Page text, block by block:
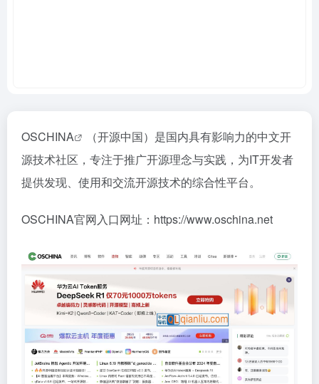
OSCHINA
（开源中国）是国内具有影响力的中文开
源技术社区，专注于推广开源理念与实践，为IT开发者
提供发现、使用和交流开源技术的综合性平台。
OSCHINA官网入口网址：https://www.oschina.net